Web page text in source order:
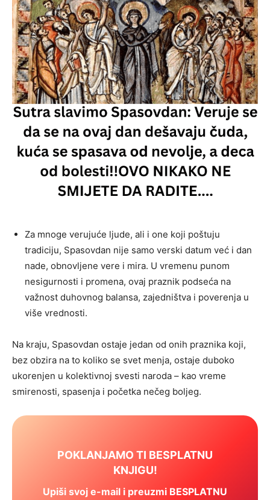
Za mnoge verujuće ljude, ali i one koji poštuju
tradiciju, Spasovdan nije samo verski datum već i dan
nade, obnovljene vere i mira. U vremenu punom
nesigurnosti i promena, ovaj praznik podseća na
važnost duhovnog balansa, zajedništva i poverenja u
više vrednosti.
Na kraju, Spasovdan ostaje jedan od onih praznika koji,
bez obzira na to koliko se svet menja, ostaje duboko
ukorenjen u kolektivnoj svesti naroda – kao vreme
smirenosti, spasenja i početka nečeg boljeg.
POKLANJAMO TI BESPLATNU
KNJIGU!
Upiši svoj e-mail i preuzmi BESPLATNU